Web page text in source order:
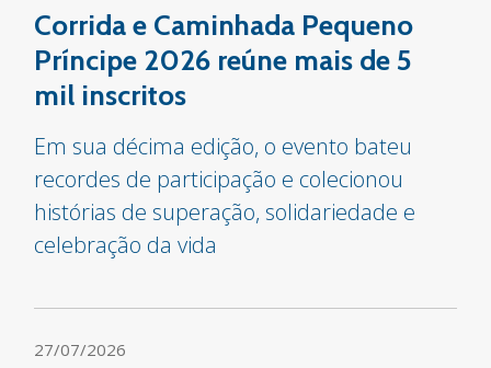
Corrida e Caminhada Pequeno
Príncipe 2026 reúne mais de 5
mil inscritos
Em sua décima edição, o evento bateu
recordes de participação e colecionou
histórias de superação, solidariedade e
celebração da vida
27/07/2026